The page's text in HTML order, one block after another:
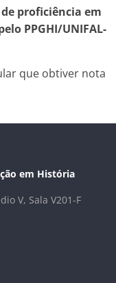
proficiência em
PPGHI/UNIFAL-
que obtiver nota
em História
V, Sala V201-F